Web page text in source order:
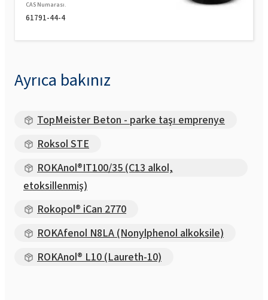
CAS Numarası.
61791-44-4
Ayrıca bakınız
TopMeister Beton - parke taşı emprenye
Roksol STE
ROKAnol®IT100/35 (C13 alkol,
etoksillenmiş)
Rokopol® iCan 2770
ROKAfenol N8LA (Nonylphenol alkoksile)
ROKAnol® L10 (Laureth-10)